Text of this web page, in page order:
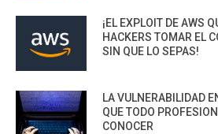
¡EL EXPLOIT DE AWS
HACKERS TOMAR EL
SIN QUE LO SEPAS!
LA VULNERABILIDAD
QUE TODO
CONOCER